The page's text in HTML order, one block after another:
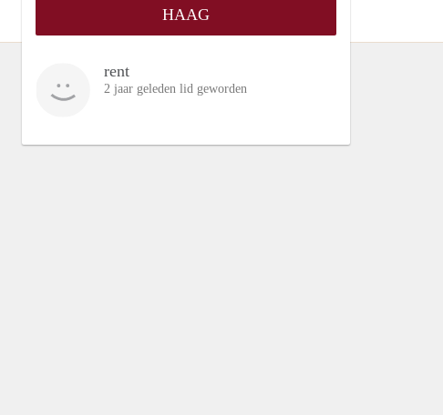
HAAG
rent
2 jaar geleden lid geworden